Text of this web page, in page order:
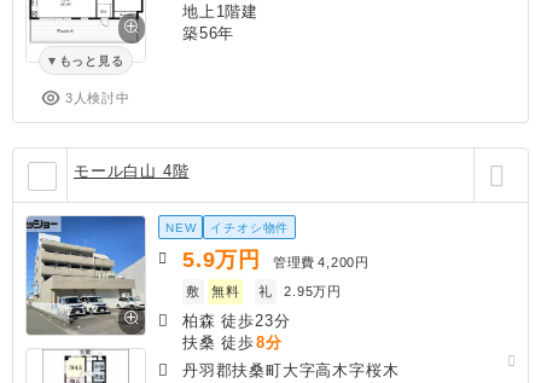
もっと見る
3人検討中
地上1階建
築56年
モール白山 4階
NEW イチオシ物件
5.9万円 管理費 4,200円
敷
無料 礼 2.95万円
柏森 徒歩23分
扶桑 徒歩8分
丹羽郡扶桑町大字高木字桜木